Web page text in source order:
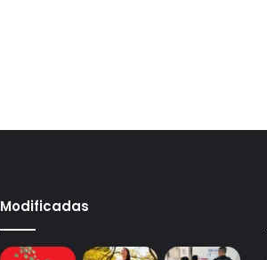
Modificadas